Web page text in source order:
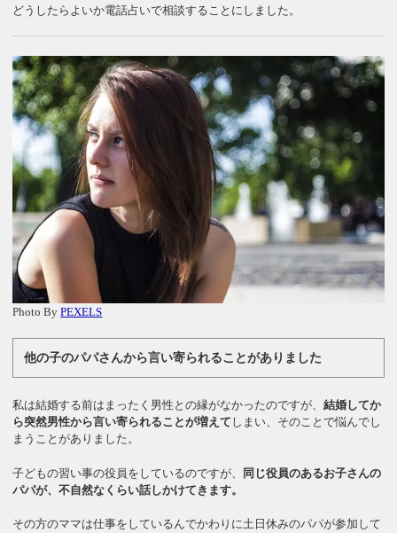
どうしたらよいか電話占いで相談することにしました。
Photo ByPEXELS
他の子のパパさんから言い寄られることがありました
私は結婚する前はまったく男性との縁がなかったのですが、結婚してか
ら突然男性から言い寄られることが増えて しまい、そのことで悩んでし
まうことがありました。
子どもの習い事の役員をしているのですが、 同じ役員のあるお子さんの
パパが、不自然なくらい話しかけてきます。
その方のママは仕事をしているんでかわりに土日休みのパパが参加して